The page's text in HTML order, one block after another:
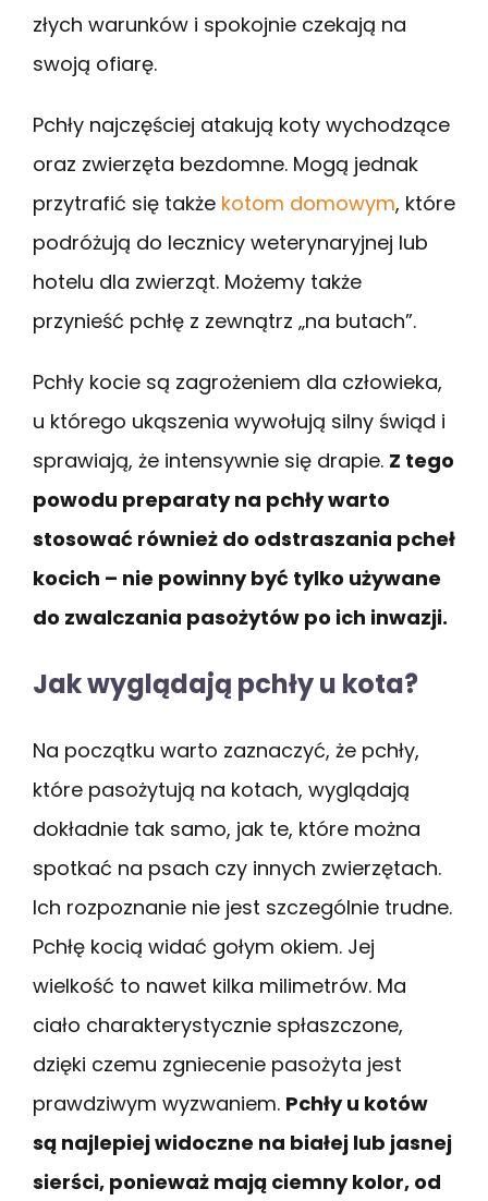
złych warunków i spokojnie czekają na
swoją ofiarę.
Pchły najczęściej atakują koty wychodzące
oraz zwierzęta bezdomne. Mogą jednak
przytrafić się także kotom domowym, które
podróżują do lecznicy weterynaryjnej lub
hotelu dla zwierząt. Możemy także
przynieść pchłę z zewnątrz „na butach”.
Pchły kocie są zagrożeniem dla człowieka,
u którego ukąszenia wywołują silny świąd i
sprawiają, że intensywnie się drapie. Z tego
powodu preparaty na pchły warto
stosować również do odstraszania pcheł
kocich – nie powinny być tylko używane
do zwalczania pasożytów po ich inwazji.
Jak wyglądają pchły u kota?
Na początku warto zaznaczyć, że pchły,
które pasożytują na kotach, wyglądają
dokładnie tak samo, jak te, które można
spotkać na psach czy innych zwierzętach.
Ich rozpoznanie nie jest szczególnie trudne.
Pchłę kocią widać gołym okiem. Jej
wielkość to nawet kilka milimetrów. Ma
ciało charakterystycznie spłaszczone,
dzięki czemu zgniecenie pasożyta jest
prawdziwym wyzwaniem. Pchły u kotów
są najlepiej widoczne na białej lub jasnej
sierści, ponieważ mają ciemny kolor, od